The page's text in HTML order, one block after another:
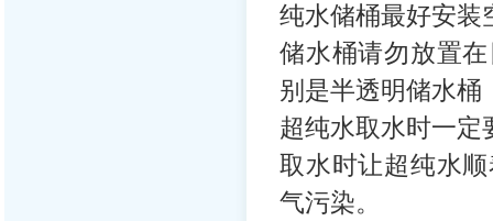
纯水储桶最好安装
储水桶请勿放置
别是半透明储水桶
超纯水取水时一定
取水时让超纯水
气污染。